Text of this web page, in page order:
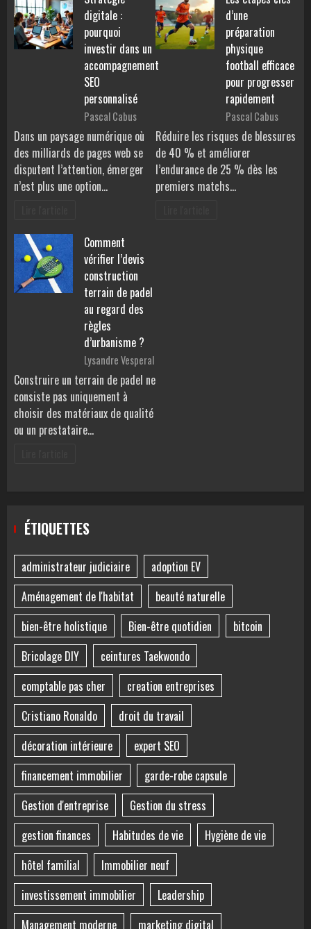
digitale :
pourquoi
investir dans un
accompagnement
SEO
personnalisé
Pascal Cabus
Dans un paysage numérique où
des milliards de pages web se
disputent l’attention, émerger
n’est plus une option…
d’une
préparation
physique
football efficace
pour progresser
rapidement
Pascal Cabus
Réduire les risques de blessures
de 40 % et améliorer
l’endurance de 25 % dès les
premiers matchs…
Comment
vérifier l’devis
construction
terrain de padel
au regard des
règles
d’urbanisme ?
Lysandre Vesperal
Construire un terrain de padel ne
consiste pas uniquement à
choisir des matériaux de qualité
ou un prestataire…
ÉTIQUETTES
administrateur judiciaire
adoption EV
Aménagement de l'habitat
beauté naturelle
bien-être holistique
Bien-être quotidien
bitcoin
Bricolage DIY
ceintures Taekwondo
comptable pas cher
creation entreprises
Cristiano Ronaldo
droit du travail
décoration intérieure
expert SEO
financement immobilier
garde-robe capsule
Gestion d'entreprise
Gestion du stress
gestion finances
Habitudes de vie
Hygiène de vie
hôtel familial
Immobilier neuf
investissement immobilier
Leadership
Management moderne
marketing digital